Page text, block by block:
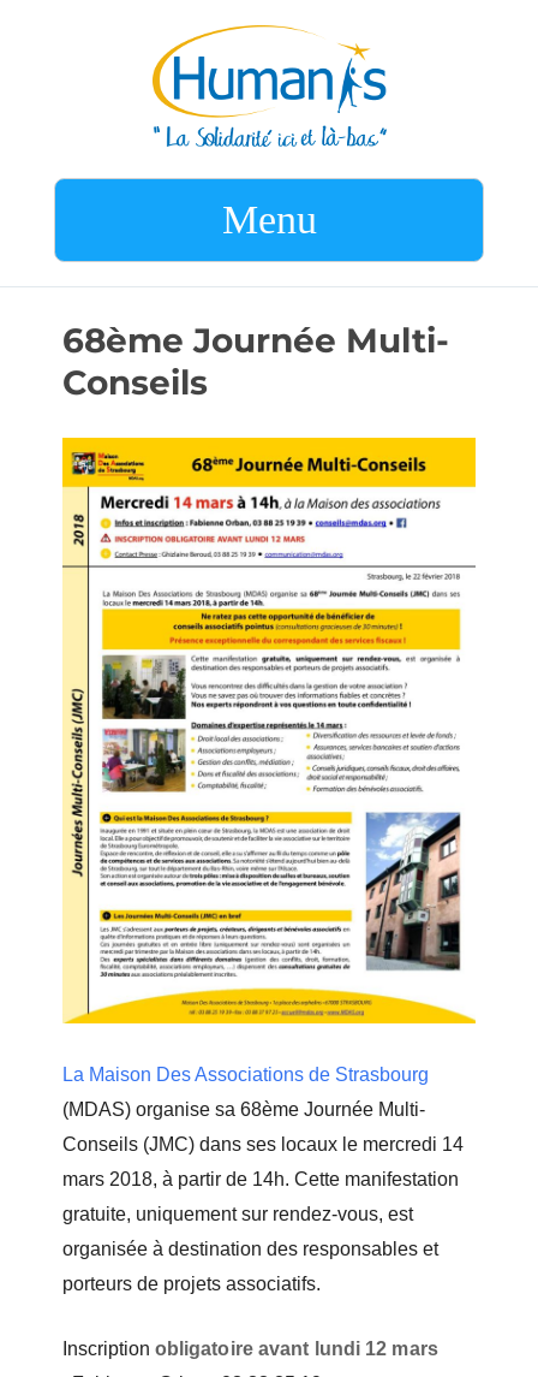
Menu
68ème Journée Multi-
Conseils
La Maison Des Associations de Strasbourg
(MDAS) organise sa 68ème Journée Multi-
Conseils (JMC) dans ses locaux le mercredi 14
mars 2018, à partir de 14h. Cette manifestation
gratuite, uniquement sur rendez-vous, est
organisée à destination des responsables et
porteurs de projets associatifs.
Inscription obligatoire avant lundi 12 mars